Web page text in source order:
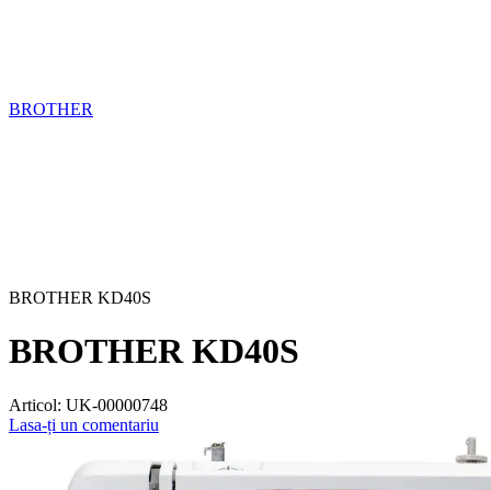
BROTHER
BROTHER KD40S
BROTHER KD40S
Articol: UK-00000748
Lasa-ți un comentariu